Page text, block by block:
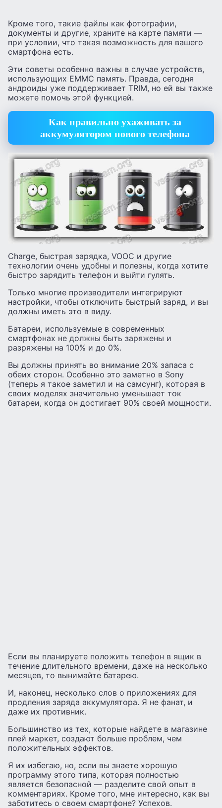
Кроме того, такие файлы как фотографии,
документы и другие, храните на карте памяти —
при условии, что такая возможность для вашего
смартфона есть.
Эти советы особенно важны в случае устройств,
использующих EMMC память. Правда, сегодня
андроиды уже поддерживает TRIM, но ей вы также
можете помочь этой функцией.
Как правильно ухаживать за
аккумулятором нового телефона
Charge, быстрая зарядка, VOOC и другие
технологии очень удобны и полезны, когда хотите
быстро зарядить телефон и выйти гулять.
Только многие производители интегрируют
настройки, чтобы отключить быстрый заряд, и вы
должны иметь это в виду.
Батареи, используемые в современных
смартфонах не должны быть заряжены и
разряжены на 100% и до 0%.
Вы должны принять во внимание 20% запаса с
обеих сторон. Особенно это заметно в Sony
(теперь я такое заметил и на самсунг), которая в
своих моделях значительно уменьшает ток
батареи, когда он достигает 90% своей мощности.
Если вы планируете положить телефон в ящик в
течение длительного времени, даже на несколько
месяцев, то вынимайте батарею.
И, наконец, несколько слов о приложениях для
продления заряда аккумулятора. Я не фанат, и
даже их противник.
Большинство из тех, которые найдете в магазине
плей маркет, создают больше проблем, чем
положительных эффектов.
Я их избегаю, но, если вы знаете хорошую
программу этого типа, которая полностью
является безопасной — разделите свой опыт в
комментариях. Кроме того, мне интересно, как вы
заботитесь о своем смартфоне? Успехов.